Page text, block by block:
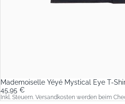
Mademoiselle Yéyé Mystical Eye T-
45,95 €
Inkl. Steuern. Versandkosten werden beim